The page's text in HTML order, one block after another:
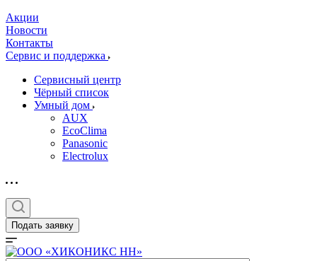
Акции
Новости
Контакты
Сервис и поддержка
Сервисный центр
Чёрный список
Умный дом
AUX
EcoClima
Panasonic
Electrolux
Подать заявку